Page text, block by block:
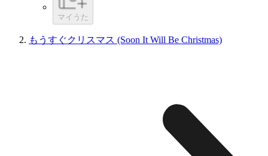
マイうた
もうすぐクリスマス (Soon It Will Be Christmas)